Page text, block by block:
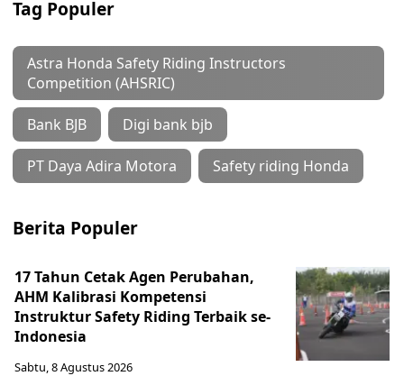
Tag Populer
Astra Honda Safety Riding Instructors
Competition (AHSRIC)
Bank BJB Digi bank bjb
PT Daya Adira Motora Safety riding Honda
Berita Populer
17 Tahun Cetak Agen Perubahan,
AHM Kalibrasi Kompetensi
Instruktur Safety Riding Terbaik se-
Indonesia
Sabtu, 8 Agustus 2026